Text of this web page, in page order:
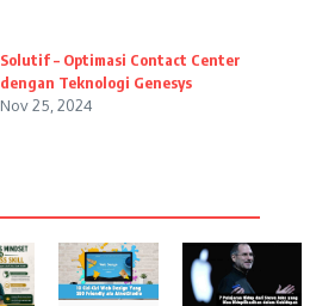
Solutif – Optimasi Contact Center
dengan Teknologi Genesys
Nov 25, 2024